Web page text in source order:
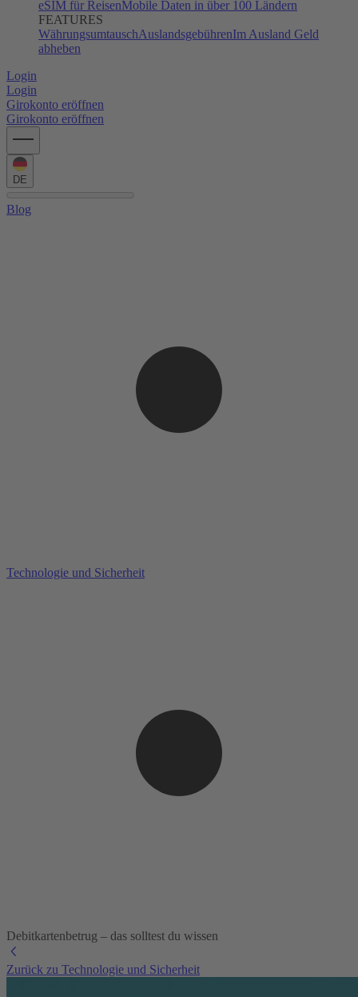
eSIM für ReisenMobile Daten in über 100 Ländern
FEATURES
WährungsumtauschAuslandsgebührenIm Ausland Geld
abheben
Login
Login
Girokonto eröffnen
Girokonto eröffnen
DE
Blog
Technologie und Sicherheit
Debitkartenbetrug – das solltest du wissen
Zurück zu Technologie und Sicherheit